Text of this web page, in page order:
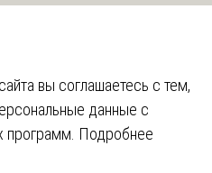
вы соглашаетесь с тем,
данные с
программ. Подробнее